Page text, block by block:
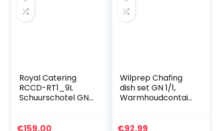
Royal Catering
RCCD-RT1_9L
Schuurschotel GN
smalle standaard
Wilprep Chafing
dish set GN 1/1,
Warmhoudcontain
Voedselverwarme